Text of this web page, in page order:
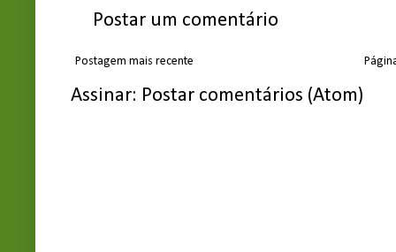
Postar um comentário
Postagem mais recente
Assinar: Postar comentários (Atom)